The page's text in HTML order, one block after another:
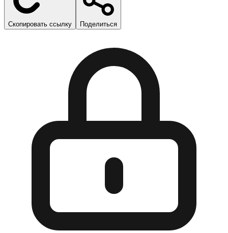
Скопировать ссылку Поделиться